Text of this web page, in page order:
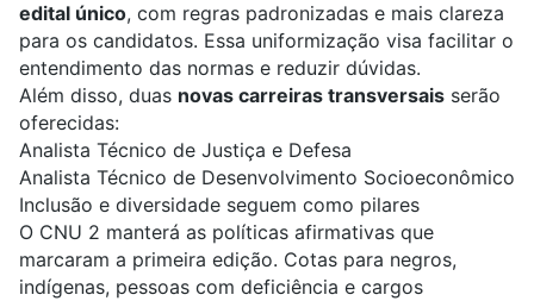
edital único, com regras padronizadas e mais clareza
para os candidatos. Essa uniformização visa facilitar o
entendimento das normas e reduzir dúvidas.
Além disso, duas novas carreiras transversais serão
oferecidas:
Analista Técnico de Justiça e Defesa
Analista Técnico de Desenvolvimento Socioeconômico
Inclusão e diversidade seguem como pilares
O CNU 2 manterá as políticas afirmativas que
marcaram a primeira edição. Cotas para negros,
indígenas, pessoas com deficiência e cargos